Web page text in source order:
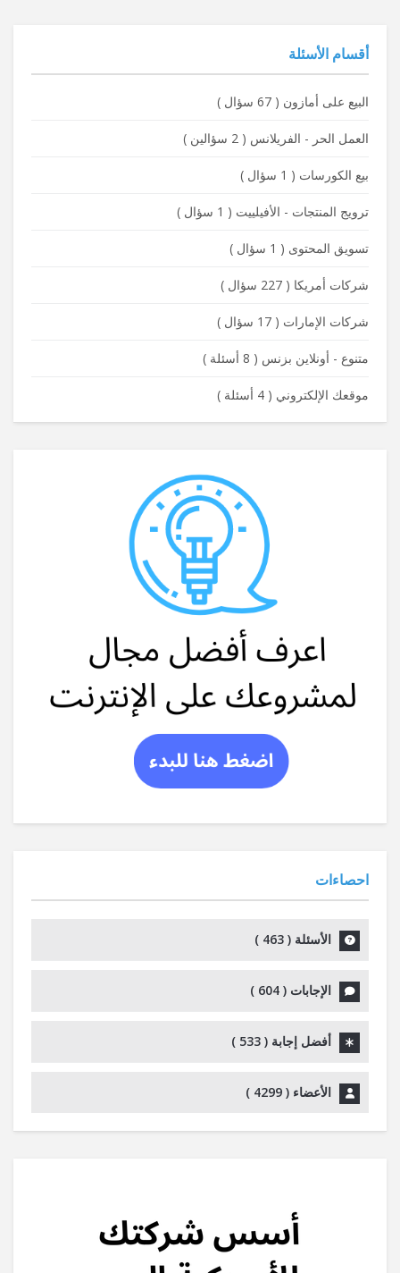
أقسام الأسئلة
البيع على أمازون ( 67 سؤال )
العمل الحر - الفريلانس ( 2 سؤالين )
بيع الكورسات ( 1 سؤال )
ترويج المنتجات - الأفيلييت ( 1 سؤال )
تسويق المحتوى ( 1 سؤال )
شركات أمريكا ( 227 سؤال )
شركات الإمارات ( 17 سؤال )
متنوع - أونلاين بزنس ( 8 أسئلة )
موقعك الإلكتروني ( 4 أسئلة )
احصاءات
الأسئلة ( 463
)
الإجابات ( 604
)
أفضل إجابة ( 533
)
الأعضاء ( 4299
)